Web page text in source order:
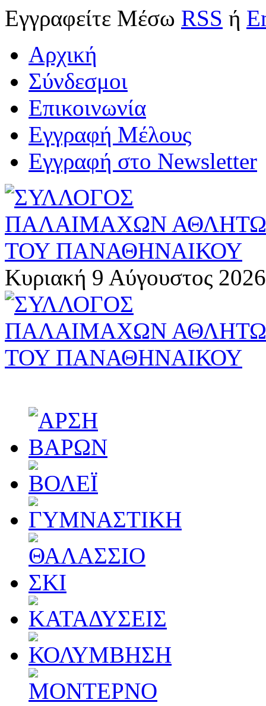
Εγγραφείτε Μέσω RSS ή
Αρχική
Σύνδεσμοι
Επικοινωνία
Εγγραφή Μέλους
Εγγραφή στο Newsletter
Κυριακή 9 Αύγουστος